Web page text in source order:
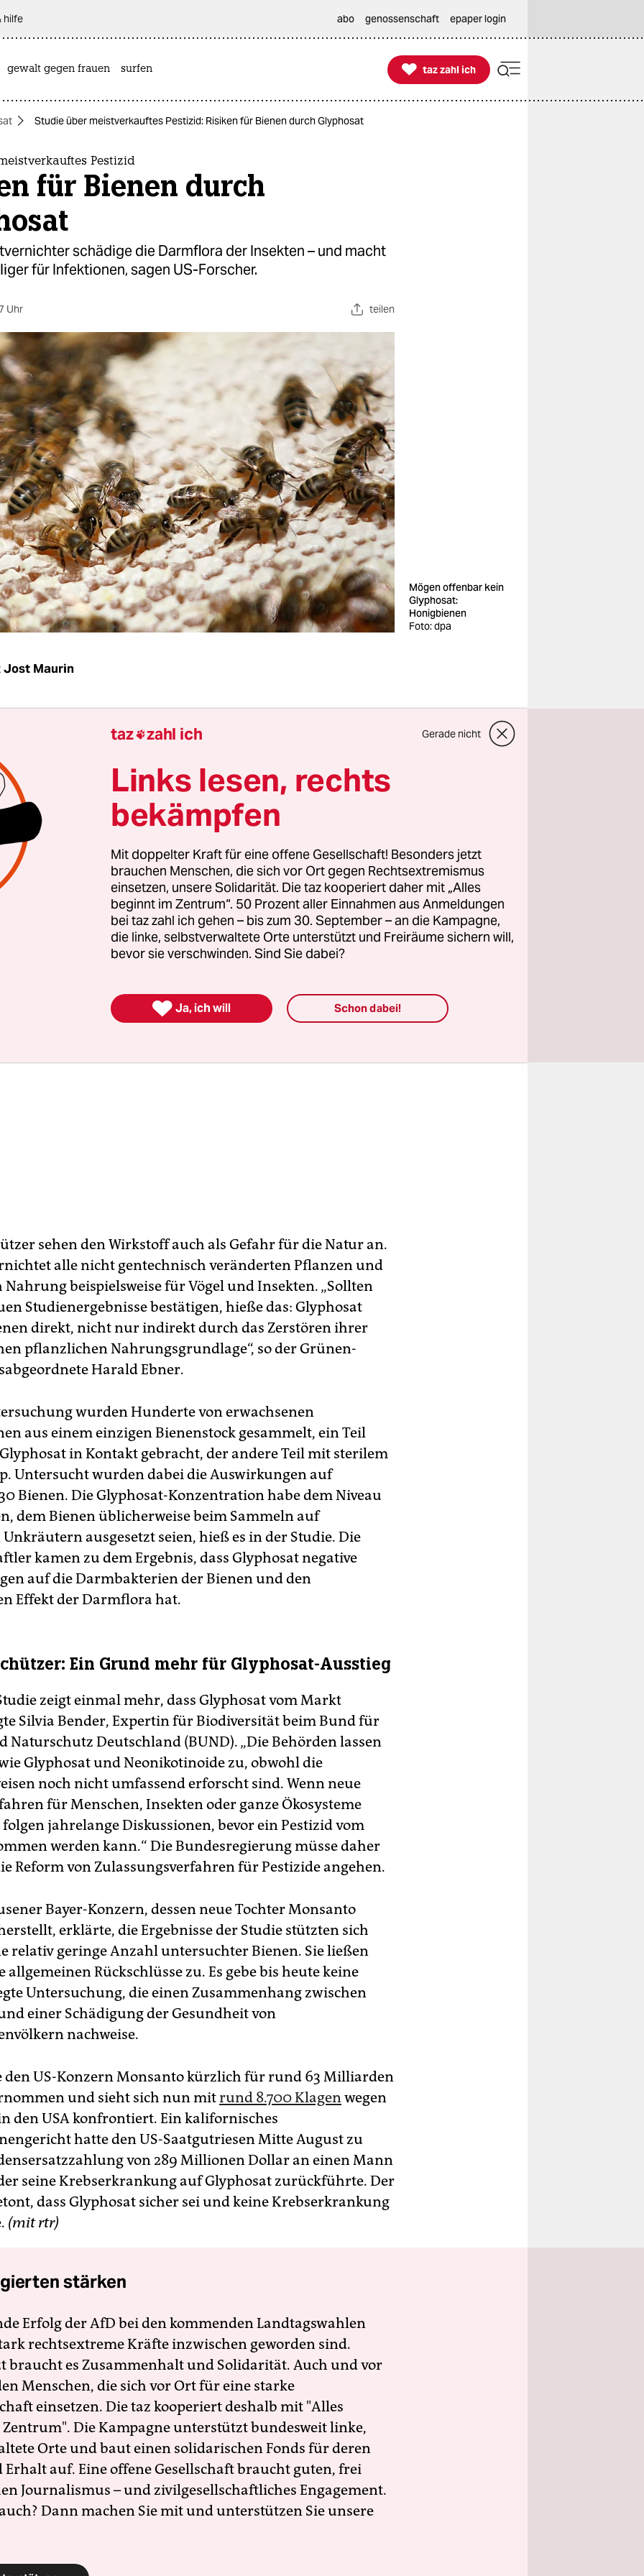
hilfe abo genossenschaft epaper login
gewalt gegen frauen surfen 
taz zahl ich
taz zahl ich
Studie über meistverkauftes Pestizid: Risiken für Bienen durch Glyphosat
Pestizid
für Bienen durch
schädige die Darmflora der Insekten – und macht
für Infektionen, sagen US-Forscher.
Uhr teilen
Mögen offenbar kein
Glyphosat:
Honigbienen
Foto: dpa
Jost Maurin
Glyphosat schädigt einerneuen Studiezufolge die
von Honigbienen. Der Unkrautvernichter störe die
Insekten und mache sie so anfälliger für Infektionen,
der Universität Texas in Austin im US-
PNAS.
das meistverkaufte Pestizid – und vor allem umstritten,
der Weltgesundheitsorganisation
krebserregend“ eingestuft hat. Da die
Fachbehörden der Europäischen Union das Mittel jedoch
halten, haben die EU-Staaten Glyphosat Ende 2017
Jahre zugelassen.
sehen den Wirkstoff auch als Gefahr für die Natur an.
alle nicht gentechnisch veränderten Pflanzen und
beispielsweise für Vögel und Insekten. „Sollten
Studienergebnisse bestätigen, hieße das: Glyphosat
direkt, nicht nur indirekt durch das Zerstören ihrer
pflanzlichen Nahrungsgrundlage“, so der Grünen-
Harald Ebner.
wurden Hunderte von erwachsenen
aus einem einzigen Bienenstock gesammelt, ein Teil
in Kontakt gebracht, der andere Teil mit sterilem
Untersucht wurden dabei die Auswirkungen auf
Bienen. Die Glyphosat-Konzentration habe dem Niveau
dem Bienen üblicherweise beim Sammeln auf
ausgesetzt seien, hieß es in der Studie. Die
kamen zu dem Ergebnis, dass Glyphosat negative
auf die Darmbakterien der Bienen und den
Effekt der Darmflora hat.
Ein Grund mehr für Glyphosat-Ausstieg
zeigt einmal mehr, dass Glyphosat vom Markt
Silvia Bender, Expertin für Biodiversität beim Bund für
Naturschutz Deutschland (BUND). „Die Behörden lassen
Glyphosat und Neonikotinoide zu, obwohl die
noch nicht umfassend erforscht sind. Wenn neue
für Menschen, Insekten oder ganze Ökosysteme
jahrelange Diskussionen, bevor ein Pestizid vom
werden kann.“ Die Bundesregierung müsse daher
Reform von Zulassungsverfahren für Pestizide angehen.
Bayer-Konzern, dessen neue Tochter Monsanto
erklärte, die Ergebnisse der Studie stützten sich
relativ geringe Anzahl untersuchter Bienen. Sie ließen
allgemeinen Rückschlüsse zu. Es gebe bis heute keine
Untersuchung, die einen Zusammenhang zwischen
einer Schädigung der Gesundheit von
nachweise.
den US-Konzern Monsanto kürzlich für rund 63 Milliarden
und sieht sich nun mitrund 8.700 Klagenwegen
den USA konfrontiert. Ein kalifornisches
hatte den US-Saatgutriesen Mitte August zu
von 289 Millionen Dollar an einen Mann
seine Krebserkrankung auf Glyphosat zurückführte. Der
dass Glyphosat sicher sei und keine Krebserkrankung
(mit rtr)
stärken
Erfolg der AfD bei den kommenden Landtagswahlen
rechtsextreme Kräfte inzwischen geworden sind.
braucht es Zusammenhalt und Solidarität. Auch und vor
Menschen, die sich vor Ort für eine starke
einsetzen. Die taz kooperiert deshalb mit "Alles
Die Kampagne unterstützt bundesweit linke,
Orte und baut einen solidarischen Fonds für deren
Erhalt auf. Eine offene Gesellschaft braucht guten, frei
Journalismus – und zivilgesellschaftliches Engagement.
Dann machen Sie mit und unterstützen Sie unsere
taz zahl ich Gerade nicht
Links lesen, rechts
bekämpfen
Mit doppelter Kraft für eine offene Gesellschaft! Besonders jetzt
brauchen Menschen, die sich vor Ort gegen Rechtsextremismus
einsetzen, unsere Solidarität. Die taz kooperiert daher mit „Alles
beginnt im Zentrum“. 50 Prozent aller Einnahmen aus Anmeldungen
bei taz zahl ich gehen – bis zum 30. September – an die Kampagne,
die linke, selbstverwaltete Orte unterstützt und Freiräume sichern will,
bevor sie verschwinden. Sind Sie dabei?
 Ja, ich will Schon dabei!